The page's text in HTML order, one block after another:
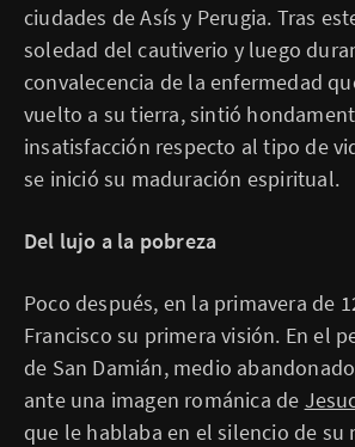
ciudades de Asís y Perugia. Tras
soledad del cautiverio y luego
convalecencia de la enfermedad
vuelto a su tierra, sintió
insatisfacción respecto al tipo de
se inició su maduración espiritual.
Del lujo a la pobreza
Poco después, en la primavera de
Francisco su primera visión. En el
de San Damián, medio
ante una imagen románica de
que le hablaba en el silencio de su